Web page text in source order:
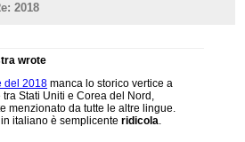
2018
wrote
del 2018 manca lo storico vertice a
Stati Uniti e Corea del Nord,
menzionato da tutte le altre lingue.
italiano è semplicenteridicola